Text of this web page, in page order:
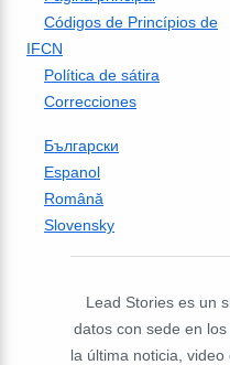
Códigos de Princípios de
IFCN
Política de sátira
Correcciones
Български
Espanol
Română
Slovensky
Lead Stories es un
datos con sede en
la última noticia,